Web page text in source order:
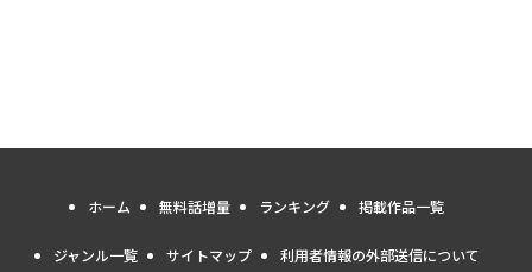
ホーム 無料話増量 ランキング 掲載作品一覧
ジャンル一覧 サイトマップ 利用者情報の外部送信について